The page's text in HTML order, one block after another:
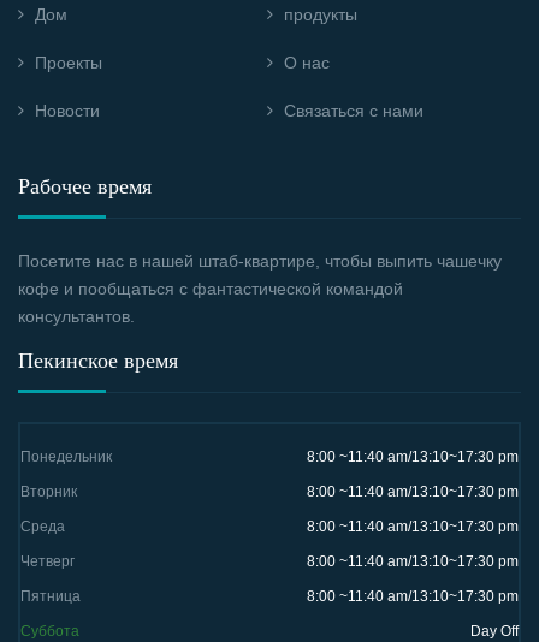
Дом продукты
Проекты О нас
Новости Связаться с нами
Рабочее время
Посетите нас в нашей штаб-квартире, чтобы выпить чашечку
кофе и пообщаться с фантастической командой
консультантов.
Пекинское время
Понедельник 8:00 ~11:40 am/13:10~17:30 pm
Вторник 8:00 ~11:40 am/13:10~17:30 pm
Среда 8:00 ~11:40 am/13:10~17:30 pm
Четверг 8:00 ~11:40 am/13:10~17:30 pm
Пятница 8:00 ~11:40 am/13:10~17:30 pm
Суббота Day Off